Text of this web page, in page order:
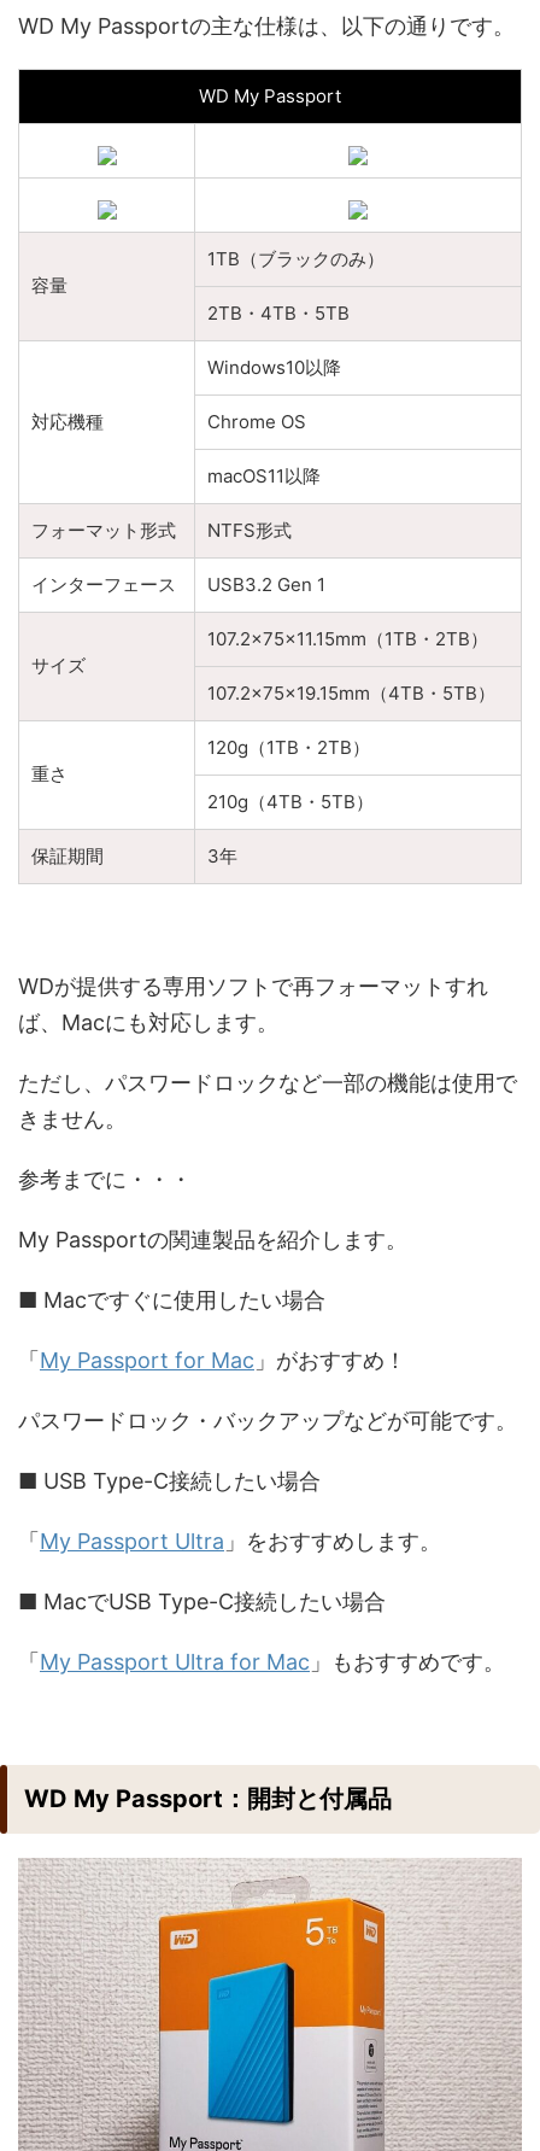
WD My Passportの主な仕様は、以下の通りです。
WD My Passport
容量
1TB（ブラックのみ）
2TB・4TB・5TB
対応機種
Windows10以降
Chrome OS
macOS11以降
フォーマット形式 NTFS形式
インターフェース USB3.2 Gen 1
サイズ
107.2×75×11.15mm（1TB・2TB）
107.2×75×19.15mm（4TB・5TB）
重さ
120g（1TB・2TB）
210g（4TB・5TB）
保証期間 3年
WDが提供する専用ソフトで再フォーマットすれ
ば、Macにも対応します。
ただし、パスワードロックなど一部の機能は使用で
きません。
参考までに・・・
My Passportの関連製品を紹介します。
■ Macですぐに使用したい場合
「My Passport for Mac 」がおすすめ！
パスワードロック・バックアップなどが可能です。
■ USB Type-C接続したい場合
「My Passport Ultra 」をおすすめします。
■ MacでUSB Type-C接続したい場合
「My Passport Ultra for Mac 」もおすすめです。
WD My Passport：開封と付属品